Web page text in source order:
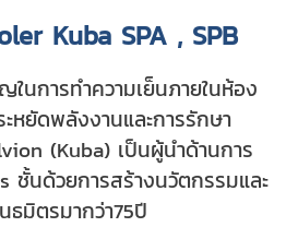
Kuba SPA , SPB
นการทำความเย็นภายในห้อง
หยัดพลังงานและการรักษา
(Kuba) เป็นผู้นำด้านการ
ชั้นด้วยการสร้างนวัตกรรมและ
มิตรมากว่า75ปี